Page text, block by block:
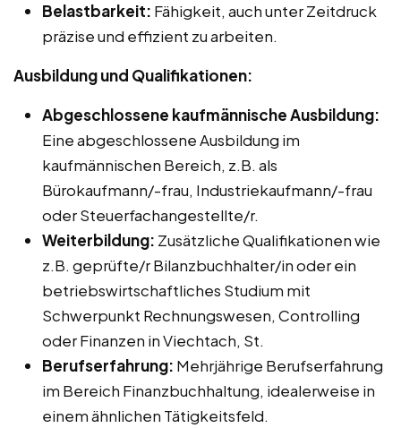
Belastbarkeit: Fähigkeit, auch unter Zeitdruck
präzise und effizient zu arbeiten.
Ausbildung und Qualifikationen:
Abgeschlossene kaufmännische Ausbildung:
Eine abgeschlossene Ausbildung im
kaufmännischen Bereich, z.B. als
Bürokaufmann/-frau, Industriekaufmann/-frau
oder Steuerfachangestellte/r.
Weiterbildung: Zusätzliche Qualifikationen wie
z.B. geprüfte/r Bilanzbuchhalter/in oder ein
betriebswirtschaftliches Studium mit
Schwerpunkt Rechnungswesen, Controlling
oder Finanzen in Viechtach, St.
Berufserfahrung: Mehrjährige Berufserfahrung
im Bereich Finanzbuchhaltung, idealerweise in
einem ähnlichen Tätigkeitsfeld.